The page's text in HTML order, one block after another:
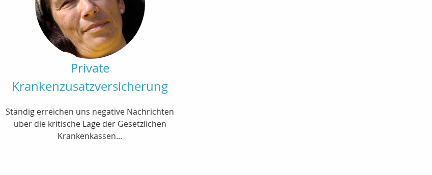
Private
Krankenzusatzversicherung
Ständig erreichen uns negative Nachrichten
über die kritische Lage der Gesetzlichen
Krankenkassen...